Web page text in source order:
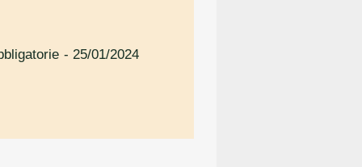
- 25/01/2024